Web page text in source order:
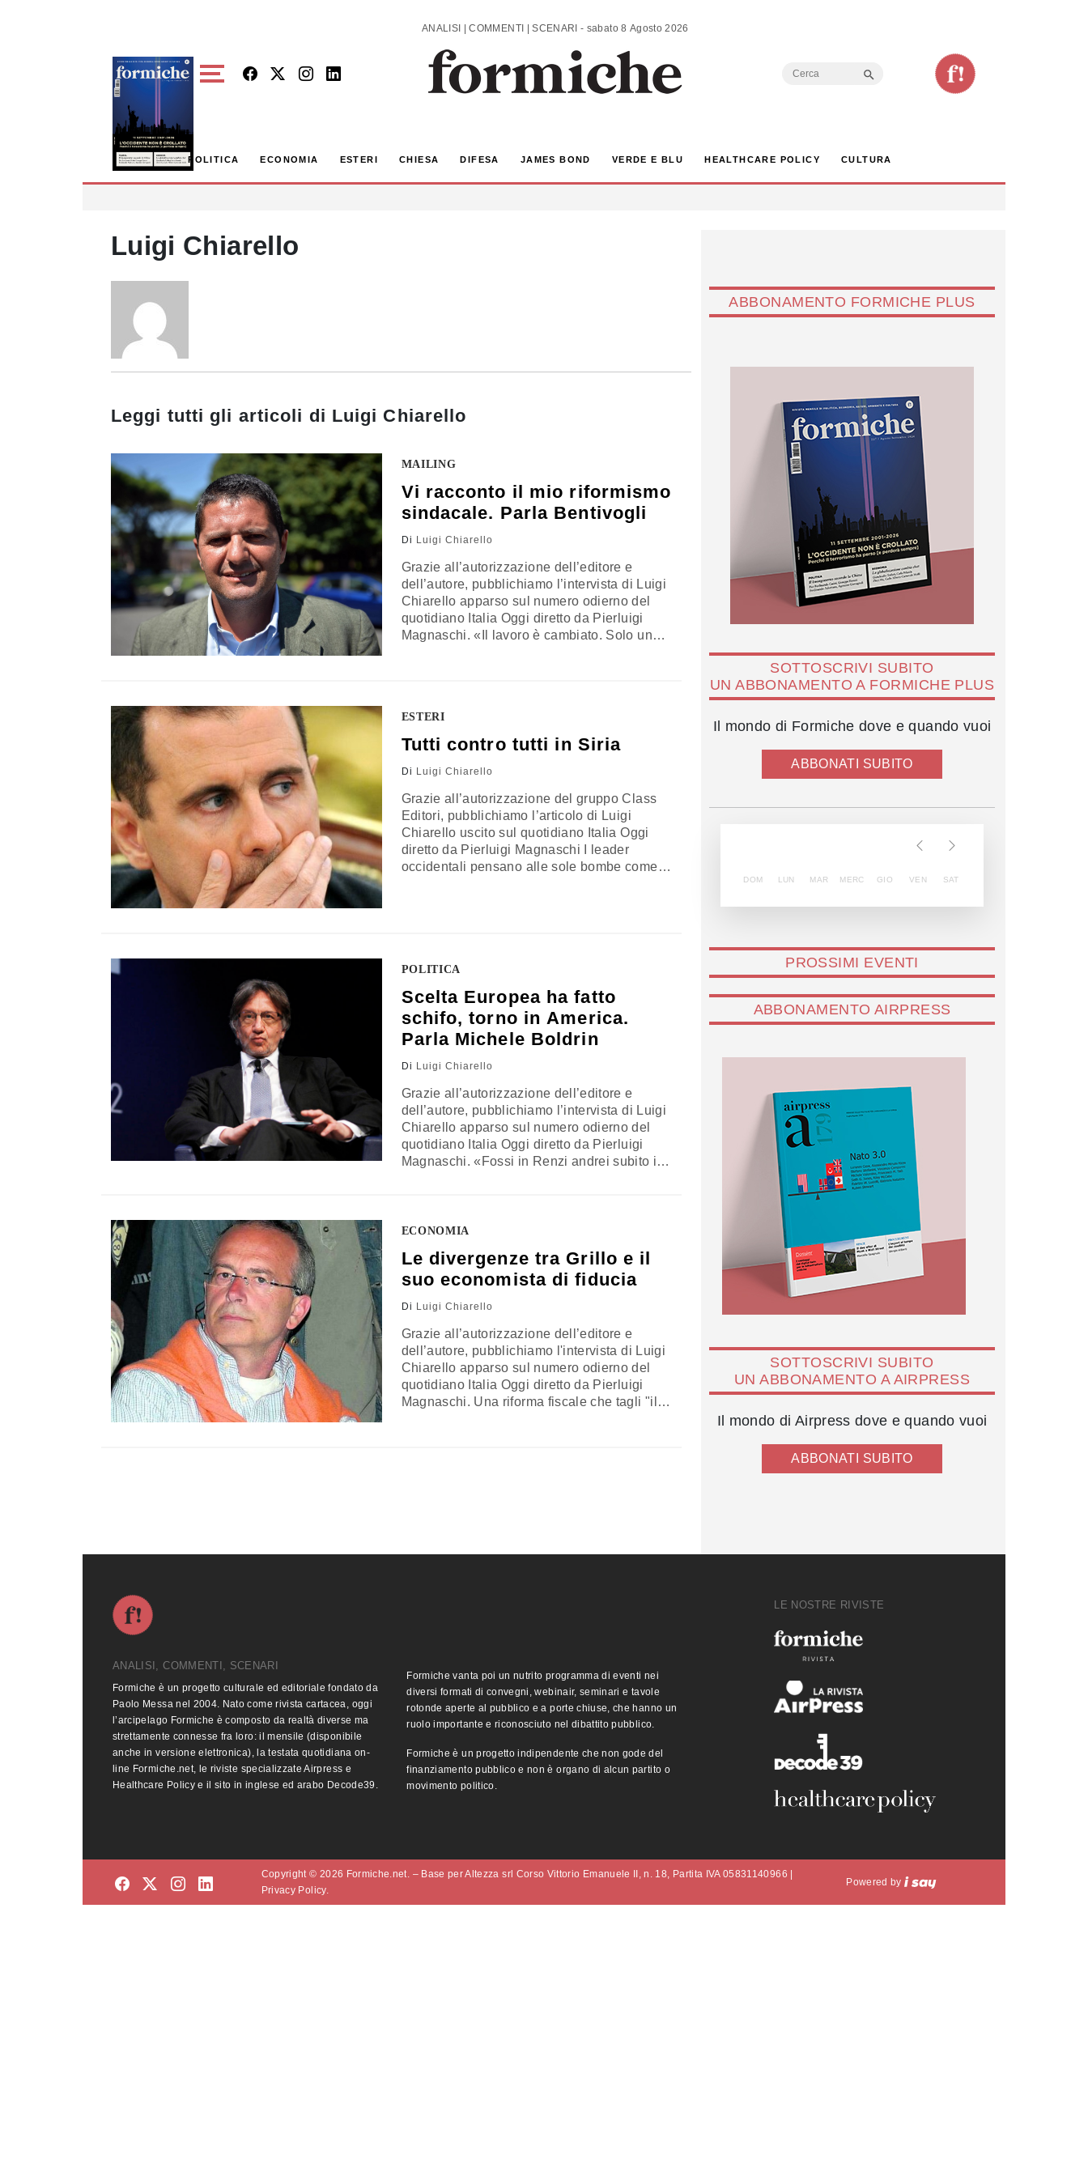
ANALISI | COMMENTI | SCENARI - sabato 8 Agosto 2026
Search
POLITICA ECONOMIA ESTERI CHIESA DIFESA JAMES BOND VERDE E BLU HEALTHCARE POLICY CULTURA
Luigi Chiarello
Leggi tutti gli articoli di Luigi Chiarello
MAILING
Vi racconto il mio riformismo
sindacale. Parla Bentivogli
Di Luigi Chiarello
Grazie all’autorizzazione dell’editore e
dell’autore, pubblichiamo l’intervista di Luigi
Chiarello apparso sul numero odierno del
quotidiano Italia Oggi diretto da Pierluigi
Magnaschi. «Il lavoro è cambiato. Solo un
criterio di retribuzione dei lavoratori.
Anche…
ESTERI
Tutti contro tutti in Siria
Di Luigi Chiarello
Grazie all’autorizzazione del gruppo Class
Editori, pubblichiamo l’articolo di Luigi
Chiarello uscito sul quotidiano Italia Oggi
diretto da Pierluigi Magnaschi I leader
occidentali pensano alle sole bombe come
considerazione. L'opinione…
POLITICA
Scelta Europea ha fatto
schifo, torno in America.
Parla Michele Boldrin
Di Luigi Chiarello
Grazie all’autorizzazione dell’editore e
dell’autore, pubblichiamo l’intervista di Luigi
Chiarello apparso sul numero odierno del
quotidiano Italia Oggi diretto da Pierluigi
Magnaschi. «Fossi in Renzi andrei subito in
Ma sono Boldrin e quindi: «Torno in America,
ECONOMIA
Le divergenze tra Grillo e il
suo economista di fiducia
Di Luigi Chiarello
Grazie all’autorizzazione dell’editore e
dell’autore, pubblichiamo l'intervista di Luigi
Chiarello apparso sul numero odierno del
quotidiano Italia Oggi diretto da Pierluigi
Magnaschi. Una riforma fiscale che tagli "il
ABBONAMENTO FORMICHE PLUS
SOTTOSCRIVI SUBITO
UN ABBONAMENTO A FORMICHE PLUS
Il mondo di Formiche dove e quando vuoi
ABBONATI SUBITO
DOM LUN MAR MERC GIO VEN SAT
PROSSIMI EVENTI
ABBONAMENTO AIRPRESS
SOTTOSCRIVI SUBITO
UN ABBONAMENTO A AIRPRESS
Il mondo di Airpress dove e quando vuoi
ABBONATI SUBITO
ANALISI, COMMENTI, SCENARI
Formiche è un progetto culturale ed editoriale fondato da
Paolo Messa nel 2004. Nato come rivista cartacea, oggi
l’arcipelago Formiche è composto da realtà diverse ma
strettamente connesse fra loro: il mensile (disponibile
anche in versione elettronica), la testata quotidiana on-
line Formiche.net, le riviste specializzate Airpress e
Healthcare Policy e il sito in inglese ed arabo Decode39.
Formiche vanta poi un nutrito programma di eventi nei
diversi formati di convegni, webinair, seminari e tavole
rotonde aperte al pubblico e a porte chiuse, che hanno un
ruolo importante e riconosciuto nel dibattito pubblico.
Formiche è un progetto indipendente che non gode del
finanziamento pubblico e non è organo di alcun partito o
movimento politico.
LE NOSTRE RIVISTE
Copyright © 2026 Formiche.net. – Base per Altezza srl Corso Vittorio Emanuele II, n. 18, Partita IVA 05831140966 |
Privacy Policy.
Powered by